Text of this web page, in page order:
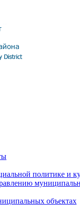
политике и
объектах